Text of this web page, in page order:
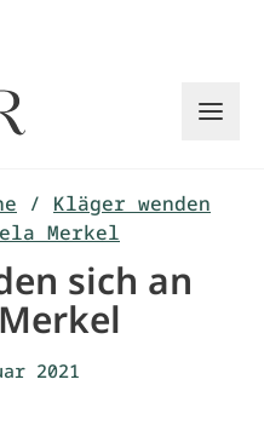
/ Kläger wenden
Merkel
sich an
2021